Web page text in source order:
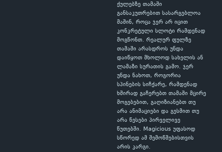
ქულებზე თამაში
განსაკუთრებით სასარგებლოა
მაშინ, როცა ჯერ არ იცით
კონკრეტული სლოტი რამდენად
მოგწონთ. რეალურ ფულზე
თამაში არასდროს უნდა
დაიწყოთ მხოლოდ სახელის ან
ლამაზი სურათის გამო. ჯერ
უნდა ნახოთ, როგორია
სპინების სიჩქარე, რამდენად
ხშირად გაჩერებთ თამაში მცირე
მოგებებით, გაღიზიანებთ თუ
არა ანიმაციები და გესმით თუ
არა წესები პირველივე
წუთებში. Magicious უფასოდ
სწორედ ამ შემოწმებისთვის
არის კარგი.